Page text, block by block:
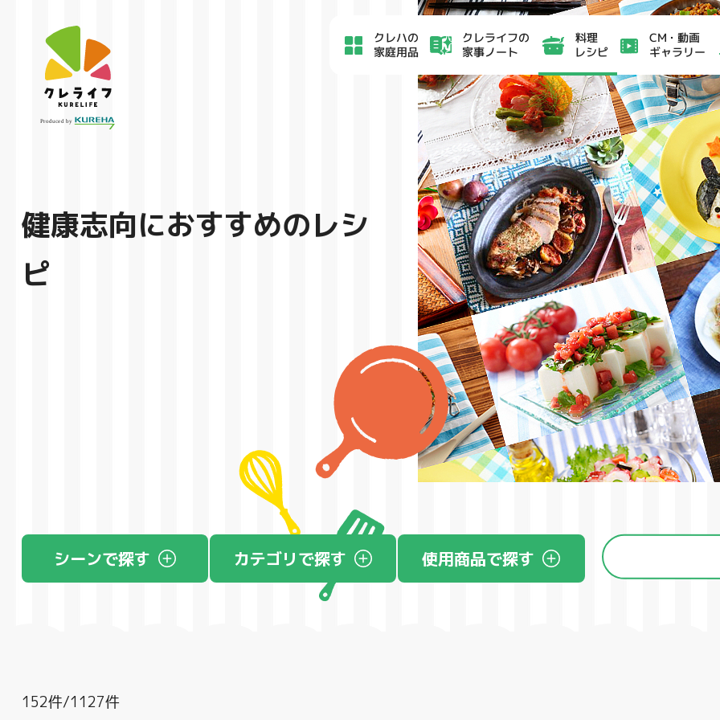
クレハの
家庭用品
クレライフの
家事ノート
料理
レシピ
CM・動画
ギャラリー
健康志向におすすめのレシ
ピ
シーンで探す カテゴリで探す 使用商品で探す
152件/1127件